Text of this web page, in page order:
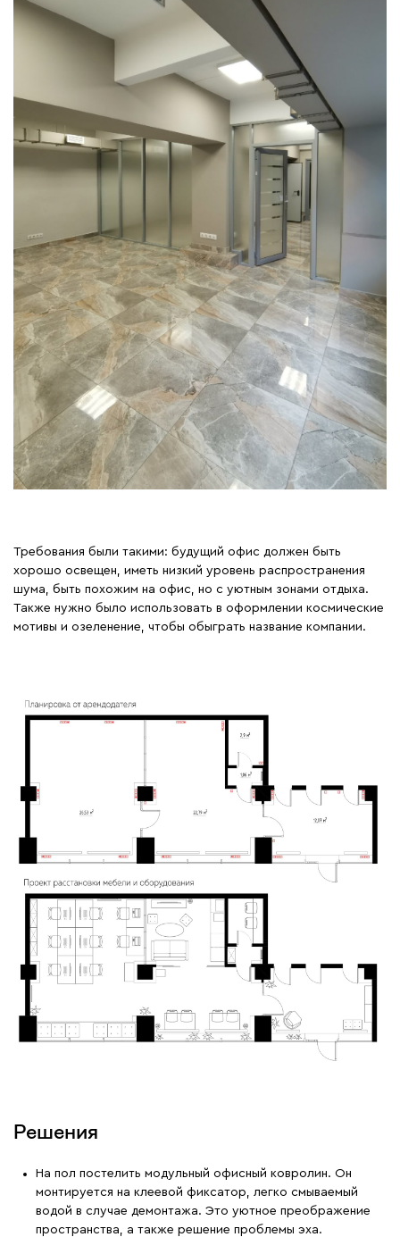
Требования были такими: будущий офис должен быть
хорошо освещен, иметь низкий уровень распространения
шума, быть похожим на офис, но с уютным зонами отдыха.
Также нужно было использовать в оформлении космические
мотивы и озеленение, чтобы обыграть название компании.
Решения
На пол постелить модульный офисный ковролин. Он
монтируется на клеевой фиксатор, легко смываемый
водой в случае демонтажа. Это уютное преображение
пространства, а также решение проблемы эха.